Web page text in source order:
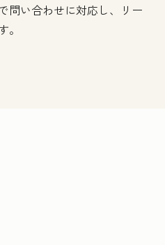
問い合わせに対応し、リー
。